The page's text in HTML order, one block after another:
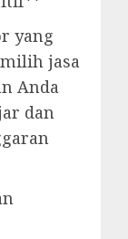
yang
jasa
Anda
dan